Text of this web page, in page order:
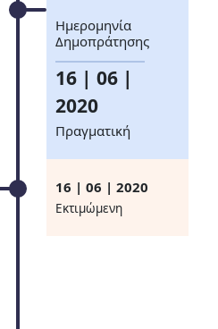
Ημερομηνία
Δημοπράτησης
16 | 06 |
2020
Πραγματική
16 | 06 | 2020
Eκτιμώμενη